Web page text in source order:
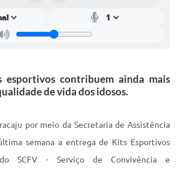
esportivos contribuem ainda mais
de vida dos idosos.
por meio da Secretaria de Assistência
semana a entrega de Kits Esportivos
SCFV - Serviço de Convivência e